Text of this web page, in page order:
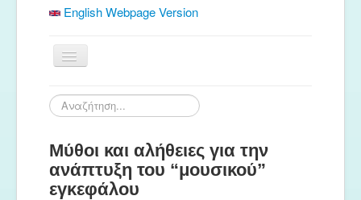
English Webpage Version
Αρχική
Δωρεάν Υλικό
Εκδόσεις
Αναζήτηση...
Μύθοι και αλήθειες για την
ανάπτυξη του “μουσικού”
εγκεφάλου